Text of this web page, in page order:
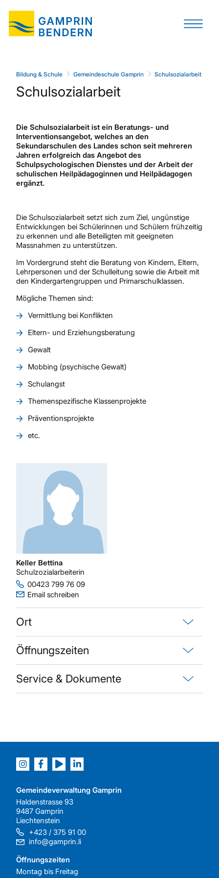
Bildung & Schule Gemeindeschule Gamprin Schulsozialarbeit
Schulsozialarbeit
Die Schulsozialarbeit ist ein Beratungs- und
Interventionsangebot, welches an den
Sekundarschulen des Landes schon seit mehreren
Jahren erfolgreich das Angebot des
Schulpsychologischen Dienstes und der Arbeit der
schulischen Heilpädagoginnen und Heilpädagogen
ergänzt.
Die Schulsozialarbeit setzt sich zum Ziel, ungünstige
Entwicklungen bei Schülerinnen und Schülern frühzeitig
zu erkennen und alle Beteiligten mit geeigneten
Massnahmen zu unterstützen.
Im Vordergrund steht die Beratung von Kindern, Eltern,
Lehrpersonen und der Schulleitung sowie die Arbeit mit
den Kindergartengruppen und Primarschulklassen.
Mögliche Themen sind:
Vermittlung bei Konflikten
Eltern- und Erziehungsberatung
Gewalt
Mobbing (psychische Gewalt)
Schulangst
Themenspezifische Klassenprojekte
Präventionsprojekte
etc.
Keller Bettina
Schulzozialarbeiterin
00423 799 76 09
Email schreiben
Ort
Öffnungszeiten
Service & Dokumente
Gemeindeverwaltung Gamprin
Haldenstrasse 93
9487 Gamprin
Liechtenstein
+423 / 375 91 00
info@gamprin.li
Öffnungszeiten
Montag bis Freitag